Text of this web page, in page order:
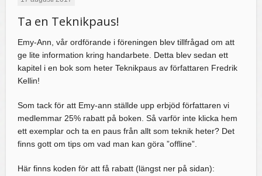
Ta en Teknikpaus!
Emy-Ann, vår ordförande i föreningen blev tillfrågad om att
ge lite information kring handarbete. Detta blev sedan ett
kapitel i en bok som heter Teknikpaus av författaren Fredrik
Kellin!
Som tack för att Emy-ann ställde upp erbjöd författaren vi
medlemmar 25% rabatt på boken. Så varför inte klicka hem
ett exemplar och ta en paus från allt som teknik heter? Det
finns gott om tips om vad man kan göra ”offline”.
Här finns koden för att få rabatt (längst ner på sidan):